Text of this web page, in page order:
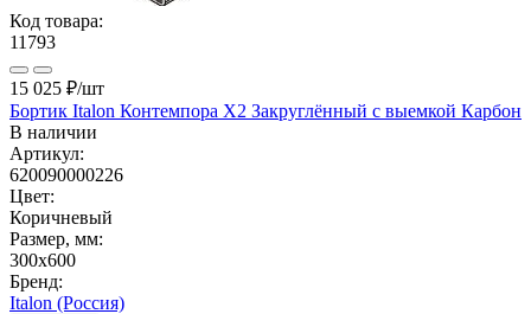
Код товара:
11793
15 025 ₽/шт
Бортик Italon Контемпора X2 Закруглённый с выемкой Карбон
В наличии
Артикул:
620090000226
Цвет:
Коричневый
Размер, мм:
300x600
Бренд:
Italon (Россия)